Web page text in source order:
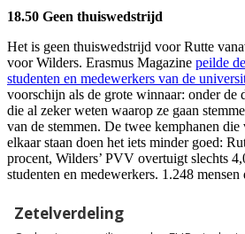
18.50 Geen thuiswedstrijd
Het is geen thuiswedstrijd voor Rutte
voor Wilders. Erasmus Magazine peilde
studenten en medewerkers van de
voorschijn als de grote winnaar: onder de
die al zeker weten waarop ze gaan
van de stemmen. De twee kemphanen
elkaar staan doen het iets minder goed:
procent, Wilders’ PVV overtuigt slechts
studenten en medewerkers. 1.248